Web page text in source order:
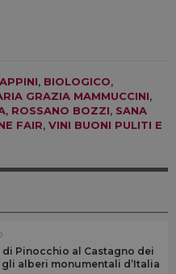
, BIOLOGICO,
GRAZIA MAMMUCCINI,
, ROSSANO BOZZI, SANA
FAIR, VINI BUONI PULITI E
Pinocchio al Castagno dei
gli alberi monumentali d’Italia